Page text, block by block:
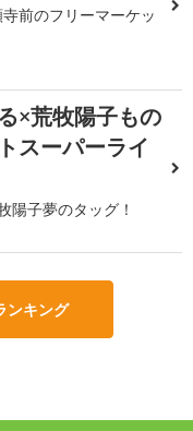
前のフリーマーケッ
×荒牧陽子もの
スーパーライ
陽子夢のタッグ！
ンキング